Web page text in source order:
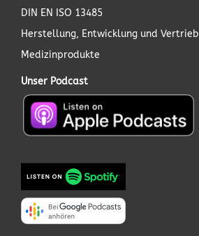
DIN EN ISO 13485
Herstellung, Entwicklung und Vertrieb
Medizinprodukte
Unser Podcast